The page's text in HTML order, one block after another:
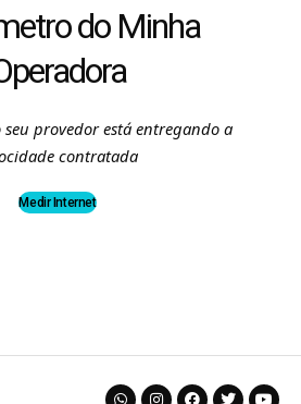
do Minha
seu provedor está entregando a
contratada
Medir Internet